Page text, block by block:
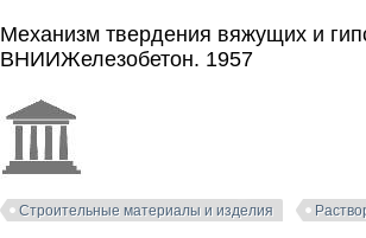
Механизм твердения вяжущих и
ВНИИЖелезобетон. 1957
Строительные материалы и изделия